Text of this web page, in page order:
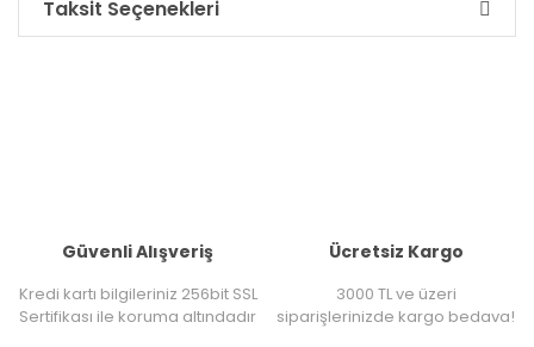
Taksit Seçenekleri
Güvenli Alışveriş
Kredi kartı bilgileriniz 256bit SSL
Sertifikası ile koruma altındadır
Ücretsiz Kargo
3000 TL ve üzeri
siparişlerinizde kargo bedava!